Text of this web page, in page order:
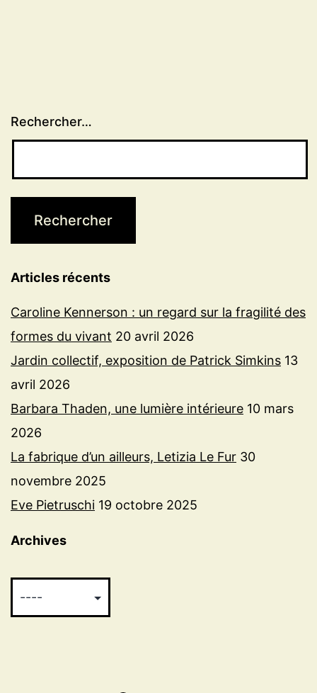
Rechercher…
Articles récents
Caroline Kennerson : un regard sur la fragilité des
formes du vivant 20 avril 2026
Jardin collectif, exposition de Patrick Simkins 13
avril 2026
Barbara Thaden, une lumière intérieure 10 mars
2026
La fabrique d’un ailleurs, Letizia Le Fur 30
novembre 2025
Eve Pietruschi 19 octobre 2025
Archives